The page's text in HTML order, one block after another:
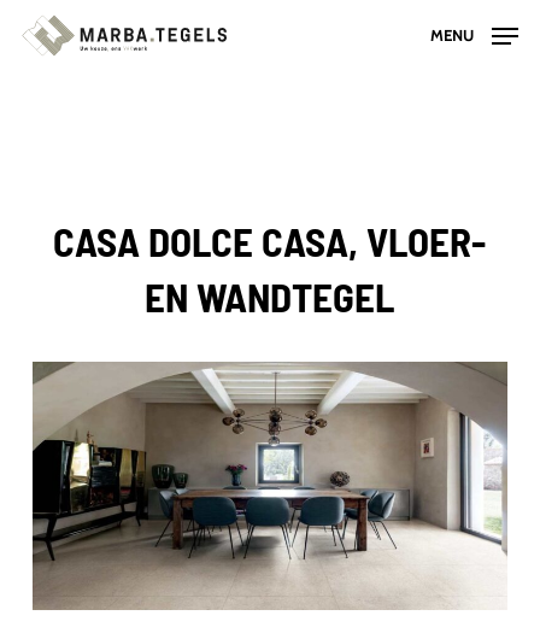
Skip
MENU
CASA DOLCE CASA, VLOER-
EN WANDTEGEL